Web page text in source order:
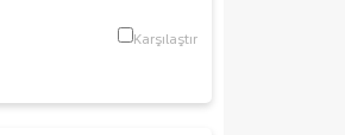
Karşılaştır